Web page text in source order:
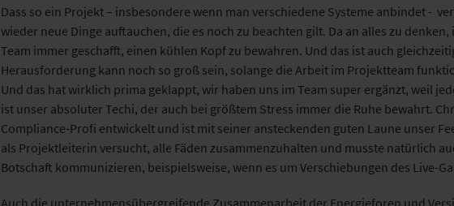
Dass so ein Projekt – insbesondere wenn man verschiedene Systeme anbindet -
wieder neue Dinge auftauchen, die es noch zu beachten gilt. Da an alles zu
Team immer geschafft, einen kühlen Kopf zu bewahren. Und das ist auch
Herausforderung kann noch so groß sein, solange die Arbeit im Projektteam
Und das hat wirklich prima geklappt, wir haben uns im Team super ergänzt, weil
ist unser absoluter Techi, der auch bei größtem Stress immer die Ruhe bewahrt.
Compliance-Profi entwickelt und ist mit seiner ansteckenden guten Laune unser
als Projektleiterin versucht, alle Fäden zusammenzuhalten und musste natürlich
Botschaft kommunizieren, beispielsweise, wenn es um Verschiebungen des Live-
Auch die unternehmensübergreifende Zusammenarbeit der Energieforen und